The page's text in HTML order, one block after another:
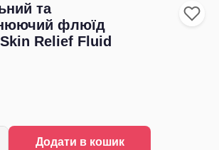
та
флюїд
Relief Fluid
Додати в кошик